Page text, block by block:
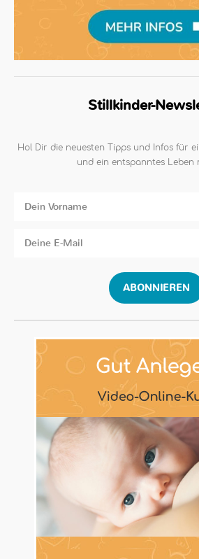
Stillkinder-
Hol Dir die neuesten Tipps und Infos für
und ein entspanntes Leben
ABONNIEREN